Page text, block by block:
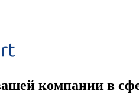
компании в